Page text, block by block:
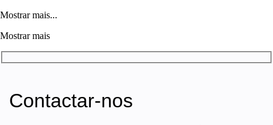
Mostrar mais...
Mostrar mais
Contactar-nos